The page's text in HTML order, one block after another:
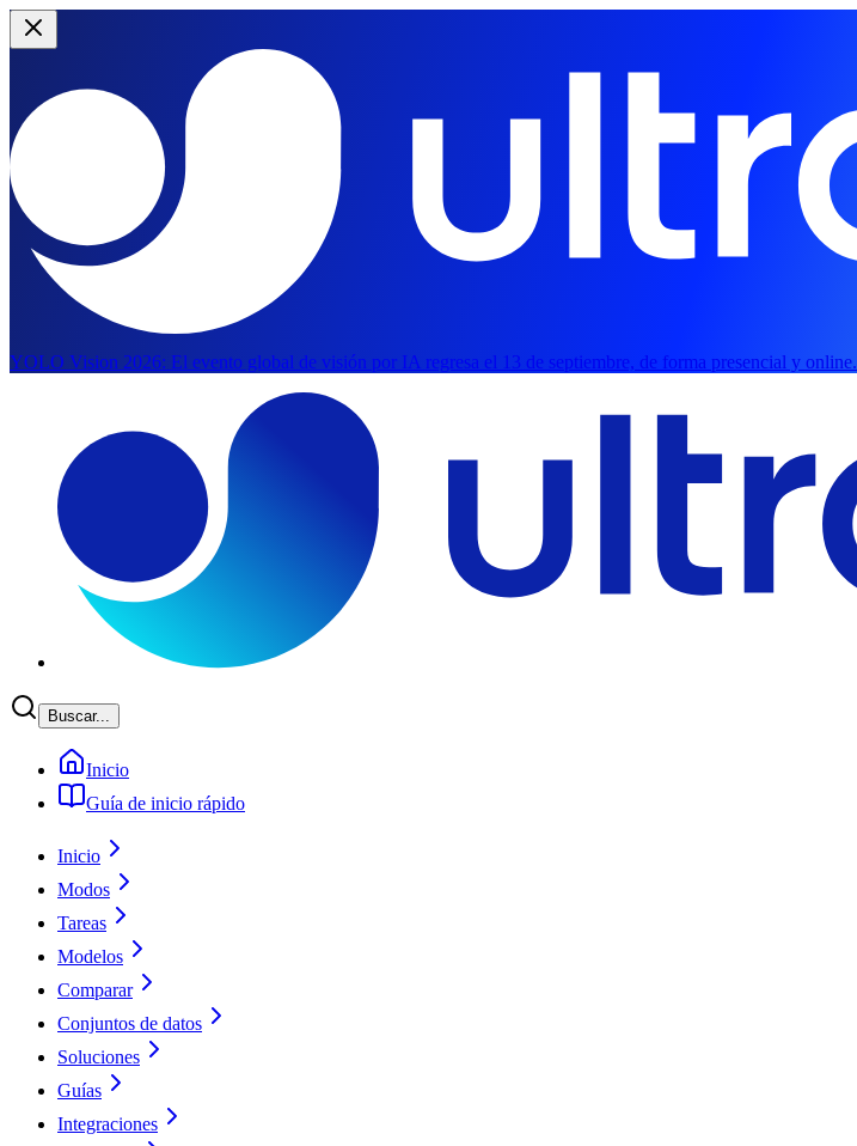
YOLO Vision 2026: El evento global de visión por IA regresa el 13 de septiembre, de forma presencial y online.
Buscar...
Inicio
Guía de inicio rápido
Inicio
Modos
Tareas
Modelos
Comparar
Conjuntos de datos
Soluciones
Guías
Integraciones